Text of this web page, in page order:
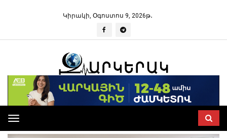
Կիրակի, Օգոստոս 9, 2026թ․
Toggle
navigation